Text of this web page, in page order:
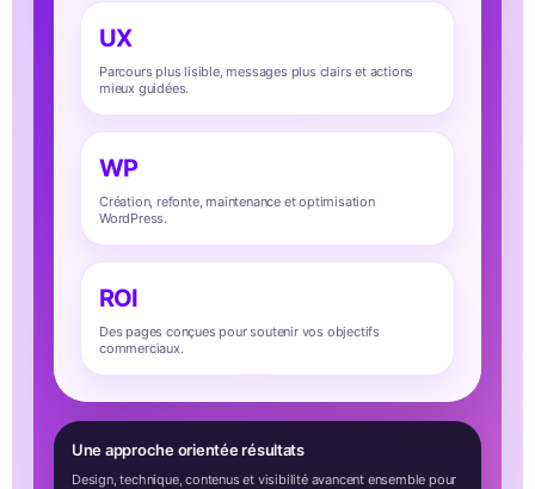
UX
Parcours plus lisible, messages plus clairs et actions
mieux guidées.
WP
Création, refonte, maintenance et optimisation
WordPress.
ROI
Des pages conçues pour soutenir vos objectifs
commerciaux.
Une approche orientée résultats
Design, technique, contenus et visibilité avancent ensemble pour